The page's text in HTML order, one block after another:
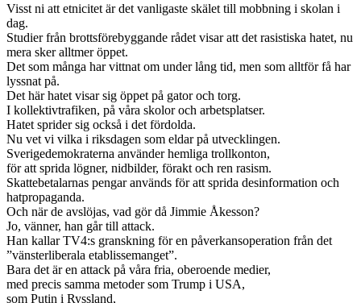
Visst ni att etnicitet är det vanligaste skälet till mobbning i skolan i
dag.
Studier från brottsförebyggande rådet visar att det rasistiska hatet, nu
mera sker alltmer öppet.
Det som många har vittnat om under lång tid, men som alltför få har
lyssnat på.
Det här hatet visar sig öppet på gator och torg.
I kollektivtrafiken, på våra skolor och arbetsplatser.
Hatet sprider sig också i det fördolda.
Nu vet vi vilka i riksdagen som eldar på utvecklingen.
Sverigedemokraterna använder hemliga trollkonton,
för att sprida lögner, nidbilder, förakt och ren rasism.
Skattebetalarnas pengar används för att sprida desinformation och
hatpropaganda.
Och när de avslöjas, vad gör då Jimmie Åkesson?
Jo, vänner, han går till attack.
Han kallar TV4:s granskning för en påverkansoperation från det
”vänsterliberala etablissemanget”.
Bara det är en attack på våra fria, oberoende medier,
med precis samma metoder som Trump i USA,
som Putin i Ryssland,